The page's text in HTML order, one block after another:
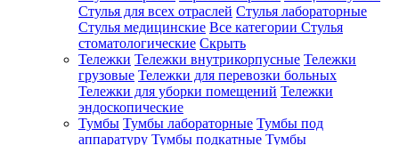
Стулья для всех отраслей Стулья лабораторные
Стулья медицинские Все категории Стулья
стоматологические Скрыть
Тележки Тележки внутрикорпусные Тележки
грузовые Тележки для перевозки больных
Тележки для уборки помещений Тележки
эндоскопические
Тумбы Тумбы лабораторные Тумбы под
аппаратуру Тумбы подкатные Тумбы